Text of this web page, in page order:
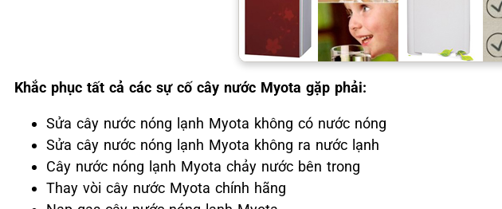
Khắc phục tất cả các sự cố cây nước Myota gặp phải:
Sửa cây nước nóng lạnh Myota không có nước nóng
Sửa cây nước nóng lạnh Myota không ra nước lạnh
Cây nước nóng lạnh Myota chảy nước bên trong
Thay vòi cây nước Myota chính hãng